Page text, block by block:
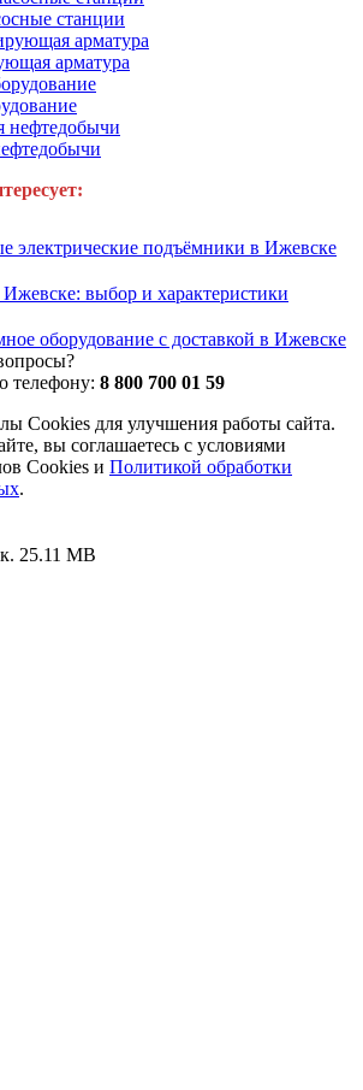
станции
арматура
электрические подъёмники в Ижевске
выбор и характеристики
оборудование с доставкой в Ижевске
телефону: 8 800 700 01 59
Cookies для улучшения работы сайта.
вы соглашаетесь с условиями
Cookies и Политикой обработки
.
25.11 MB